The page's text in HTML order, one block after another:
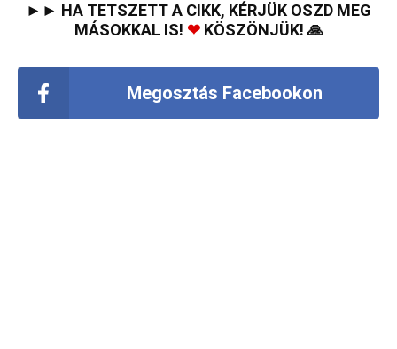
►► HA TETSZETT A CIKK, KÉRJÜK OSZD MEG
MÁSOKKAL IS! ❤KÖSZÖNJÜK! 🙏
Megosztás Facebookon